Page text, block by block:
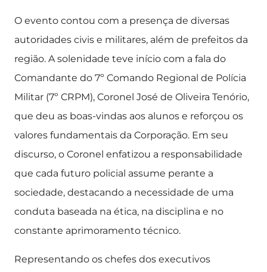
O evento contou com a presença de diversas
autoridades civis e militares, além de prefeitos da
região. A solenidade teve início com a fala do
Comandante do 7º Comando Regional de Polícia
Militar (7º CRPM), Coronel José de Oliveira Tenório,
que deu as boas-vindas aos alunos e reforçou os
valores fundamentais da Corporação. Em seu
discurso, o Coronel enfatizou a responsabilidade
que cada futuro policial assume perante a
sociedade, destacando a necessidade de uma
conduta baseada na ética, na disciplina e no
constante aprimoramento técnico.
Representando os chefes dos executivos